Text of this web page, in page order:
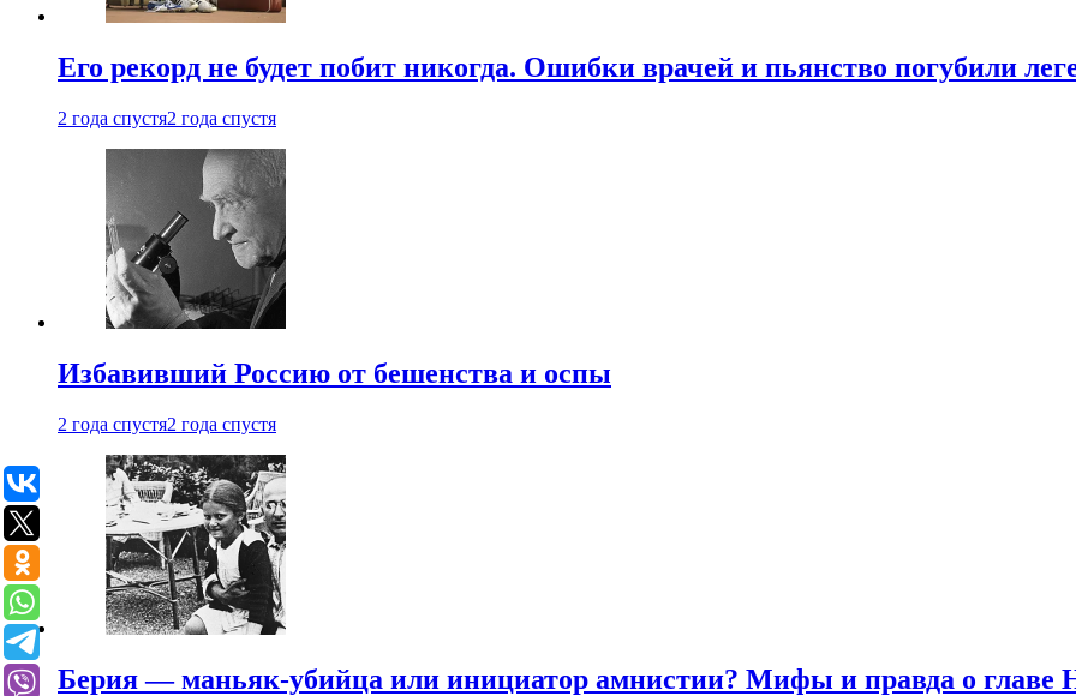
Его рекорд не будет побит никогда. Ошибки врачей и пьянство погубили
2 года спустя2 года спустя
Избавивший Россию от бешенства и оспы
2 года спустя2 года спустя
Берия — маньяк-убийца или инициатор амнистии? Мифы и правда о